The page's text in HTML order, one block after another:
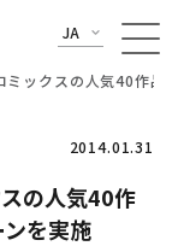
JA
ックスの人気40作品
2014.01.31
の人気40作
を実施